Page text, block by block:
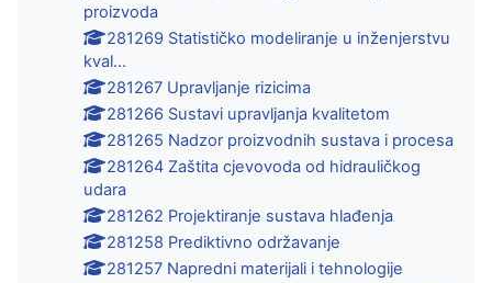
proizvoda
281269 Statističko modeliranje u inženjerstvu
kval...
281267 Upravljanje rizicima
281266 Sustavi upravljanja kvalitetom
281265 Nadzor proizvodnih sustava i procesa
281264 Zaštita cjevovoda od hidrauličkog
udara
281262 Projektiranje sustava hlađenja
281258 Prediktivno održavanje
281257 Napredni materijali i tehnologije